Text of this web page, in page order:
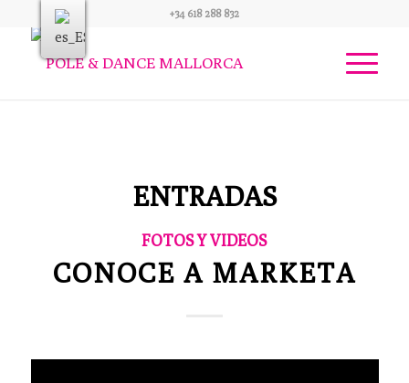
+34 618 288 832
ENTRADAS
FOTOS Y VIDEOS
CONOCE A MARKETA